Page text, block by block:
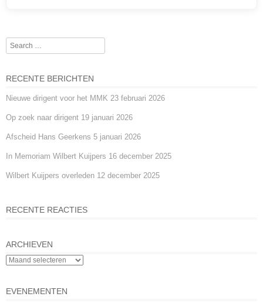
b
o
k
n
er
A
p
Search
RECENTE BERICHTEN
Nieuwe dirigent voor het MMK 23 februari 2026
Op zoek naar dirigent 19 januari 2026
Afscheid Hans Geerkens 5 januari 2026
In Memoriam Wilbert Kuijpers 16 december 2025
Wilbert Kuijpers overleden 12 december 2025
RECENTE REACTIES
ARCHIEVEN
EVENEMENTEN